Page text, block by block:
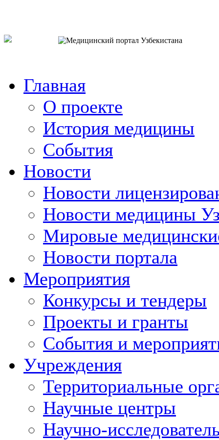
Главная
О проекте
История медицины
События
Новости
Новости
Новости медицины
Мировые
Новости портала
Мероприятия
Конкурсы и тендеры
Проекты и гранты
События и
Учреждения
Территориальные
Научные центры
Научно-